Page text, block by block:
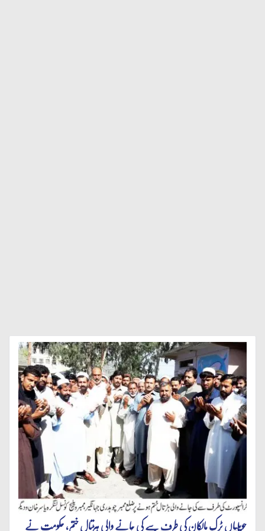
حویلیاں ٹرک مالکان کی طرف سے کی جانے والی ہڑتال ختم، حکومت نے